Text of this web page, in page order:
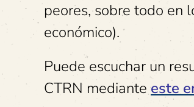
peores, sobre todo en
económico).
Puede escuchar un
CTRN medianteeste